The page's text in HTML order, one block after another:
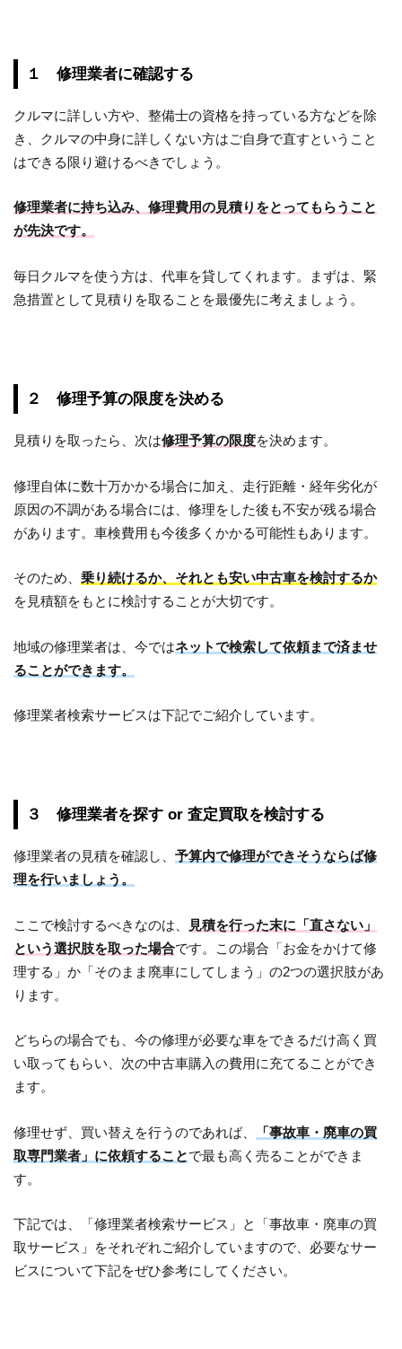
１ 修理業者に確認する
クルマに詳しい方や、整備士の資格を持っている方などを除
き、クルマの中身に詳しくない方はご自身で直すということ
はできる限り避けるべきでしょう。
修理業者に持ち込み、修理費用の見積りをとってもらうこと
が先決です。
毎日クルマを使う方は、代車を貸してくれます。まずは、緊
急措置として見積りを取ることを最優先に考えましょう。
２ 修理予算の限度を決める
見積りを取ったら、次は修理予算の限度を決めます。
修理自体に数十万かかる場合に加え、走行距離・経年劣化が
原因の不調がある場合には、修理をした後も不安が残る場合
があります。車検費用も今後多くかかる可能性もあります。
そのため、乗り続けるか、それとも安い中古車を検討するか
を見積額をもとに検討することが大切です。
地域の修理業者は、今ではネットで検索して依頼まで済ませ
ることができます。
修理業者検索サービスは下記でご紹介しています。
３ 修理業者を探す or 査定買取を検討する
修理業者の見積を確認し、予算内で修理ができそうならば修
理を行いましょう。
ここで検討するべきなのは、
見積を行った末に「直さない」
という選択肢を取った場合です。この場合「お金をかけて修
理する」か「そのまま廃車にしてしまう」の2つの選択肢があ
ります。
どちらの場合でも、今の修理が必要な車をできるだけ高く買
い取ってもらい、次の中古車購入の費用に充てることができ
ます。
修理せず、買い替えを行うのであれば、
「事故車・廃車の買
取専門業者」に依頼することで最も高く売ることができま
す。
下記では、「修理業者検索サービス」と「事故車・廃車の買
取サービス」をそれぞれご紹介していますので、必要なサー
ビスについて下記をぜひ参考にしてください。